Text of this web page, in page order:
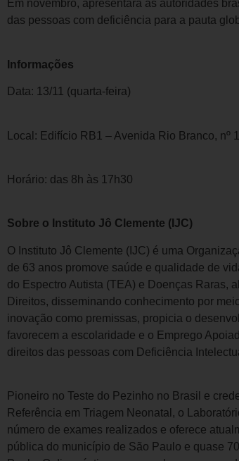
Em novembro, apresentará às autoridades
das pessoas com deficiência para a pauta
Informações
Data: 13/11 (quarta-feira)
Local: Edifício RB1 – Avenida Rio Branco,
Horário: das 8h às 17h30
Sobre o Instituto Jô Clemente (IJC)
O Instituto Jô Clemente (IJC) é uma
de 63 anos promove saúde e qualidade de
do Espectro Autista (TEA) e Doenças Raras,
Direitos, disseminando conhecimento por
inovação como premissas, propicia o
favorecem a escolaridade e o Emprego
direitos das pessoas com Deficiência
Pioneiro no Teste do Pezinho no Brasil e
Referência em Triagem Neonatal, o
número de exames realizados e oferece
pública do município de São Paulo e quase